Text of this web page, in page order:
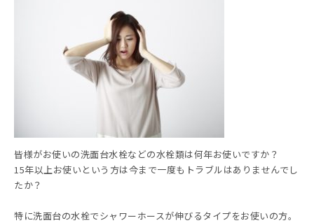
皆様がお使いの洗面台水栓などの水栓類は何年お使いですか？
15年以上お使いという方は今まで一度もトラブルはありませんでし
たか？
特に洗面台の水栓でシャワーホースが伸びるタイプをお使いの方。